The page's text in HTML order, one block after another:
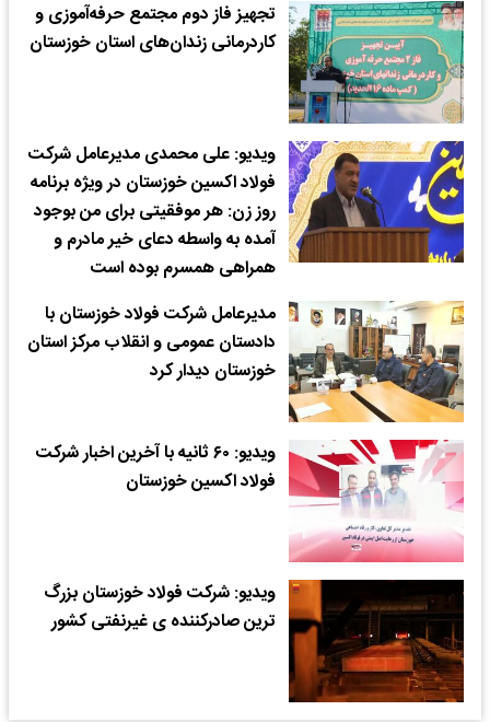
تجهیز فاز دوم مجتمع حرفه‌آموزی و
کاردرمانی زندان‌های استان خوزستان
ویدیو: علی محمدی مدیرعامل شرکت
فولاد اکسین خوزستان در ویژه برنامه
روز زن: هر موفقیتی برای من بوجود
آمده به واسطه دعای خیر مادرم و
همراهی همسرم بوده است
مدیرعامل شرکت فولاد خوزستان با
دادستان عمومی و انقلاب مرکز استان
خوزستان دیدار کرد
ویدیو: ۶۰ ثانیه با آخرین اخبار شرکت
فولاد اکسین خوزستان
ویدیو: شرکت فولاد خوزستان بزرگ
ترین صادرکننده ی غیرنفتی کشور